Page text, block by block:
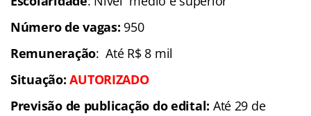
Número de vagas: 950
Remuneração: Até R$ 8 mil
Situação:AUTORIZADO
Previsão de publicação do edital: Até 29 de